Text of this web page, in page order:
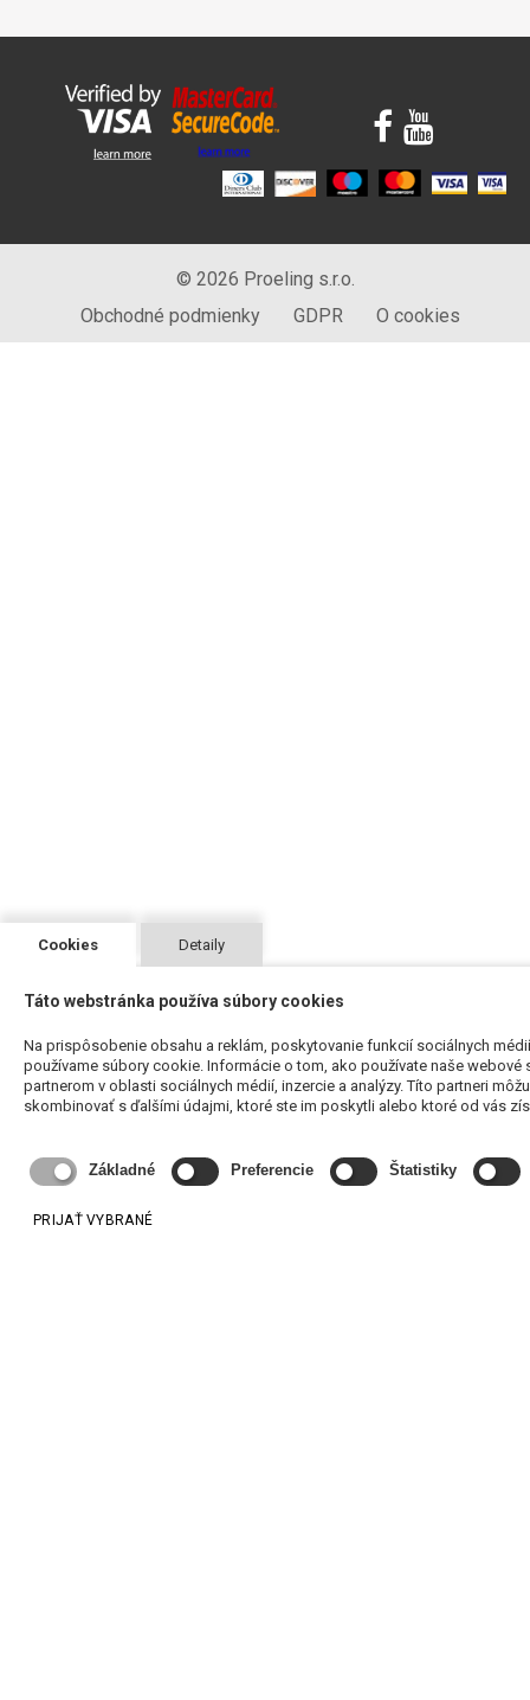
© 2026 Proeling s.r.o.
Obchodné podmienky
GDPR O cookies
Cookies Detaily
Táto webstránka používa súbory cookies
Na prispôsobenie obsahu a reklám, poskytovanie funkcií sociálnych
používame súbory cookie. Informácie o tom, ako používate naše webové
partnerom v oblasti sociálnych médií, inzercie a analýzy. Títo partneri
skombinovať s ďalšími údajmi, ktoré ste im poskytli alebo ktoré od vás
Základné Preferencie Štatistiky
PRIJAŤ VYBRANÉ